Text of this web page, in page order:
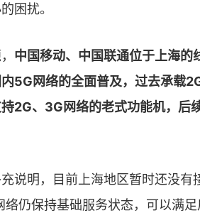
困扰。
中国移动、中国联通位于上海的
5G网络的全面普及，过去承载
2G、3G网络的老式功能机，后
说明，目前上海地区暂时还没有
仍保持基础服务状态，可以满足